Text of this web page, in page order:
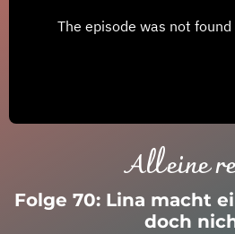
Alleine
Folge 70: Lina macht
doch